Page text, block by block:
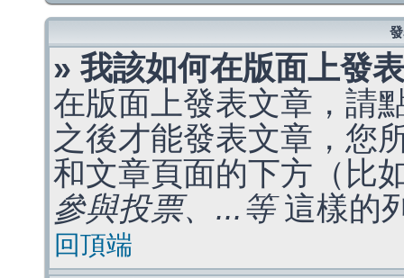
» 我該如何在版面上發
在版面上發表文章，請
之後才能發表文章，您
和文章頁面的下方（比
參與投票、...等這樣的
回頂端